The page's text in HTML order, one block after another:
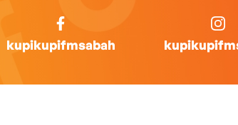
kupikupifmsabah